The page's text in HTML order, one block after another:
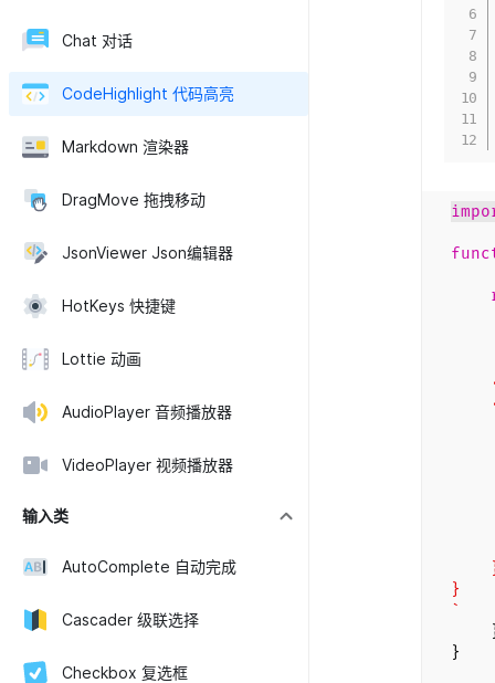
Chat 对话
CodeHighlight 代码高亮
Markdown 渲染器
DragMove 拖拽移动
JsonViewer Json编辑器
HotKeys 快捷键
Lottie 动画
AudioPlayer 音频播放器
VideoPlayer 视频播放器
输入类
AutoComplete 自动完成
Cascader 级联选择
Checkbox 复选框
}
`
}/
}